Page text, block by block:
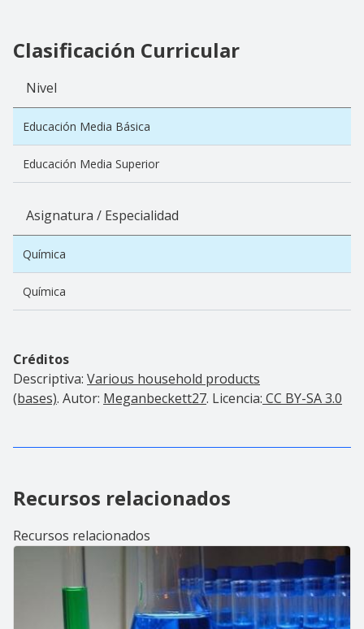
Clasificación Curricular
Nivel
Educación Media Básica
Educación Media Superior
Asignatura / Especialidad
Química
Química
Créditos
Descriptiva: Various household products
(bases). Autor: Meganbeckett27. Licencia: CC BY-SA 3.0
Recursos relacionados
Recursos relacionados